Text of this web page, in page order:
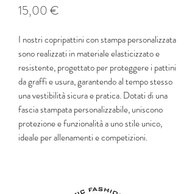
15,00 €
I nostri copripattini con stampa personalizzata
sono realizzati in materiale elasticizzato e
resistente, progettato per proteggere i pattini
da graffi e usura, garantendo al tempo stesso
una vestibilità sicura e pratica. Dotati di una
fascia stampata personalizzabile, uniscono
protezione e funzionalità a uno stile unico,
ideale per allenamenti e competizioni.